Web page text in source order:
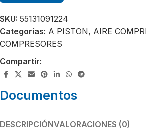
SKU: 55131091224
Categorías: A PISTON, AIRE
COMPRESORES
Compartir:
Documentos
DESCRIPCIÓNVALORACIONES (0)